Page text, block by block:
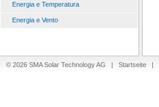
Energia e Temperatura
Energia e Vento
© 2026 SMA Solar Technology AG | Startseite |